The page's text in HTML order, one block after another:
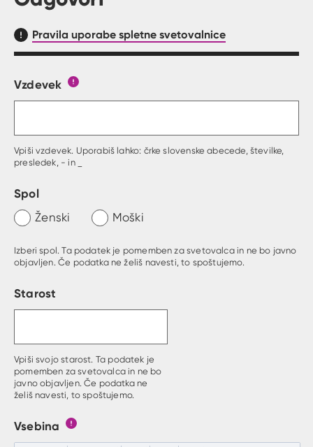
Pravila uporabe spletne svetovalnice
Obrazec, kjer lahko zastaviš vprašanje
Vzdevek
Vpiši vzdevek. Uporabiš lahko: črke slovenske abecede, številke,
presledek, - in _
Spol
Ženski Moški
Izberi spol. Ta podatek je pomemben za svetovalca in ne bo javno
objavljen. Če podatka ne želiš navesti, to spoštujemo.
Starost
Vpiši svojo starost. Ta podatek je
pomemben za svetovalca in ne bo
javno objavljen. Če podatka ne
želiš navesti, to spoštujemo.
Vsebina